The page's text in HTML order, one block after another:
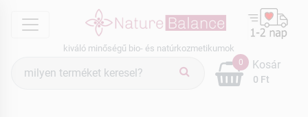
menu
kiváló minőségű bio- és natúrkozmetikumok
keresés
0
0 Ft
Kosár